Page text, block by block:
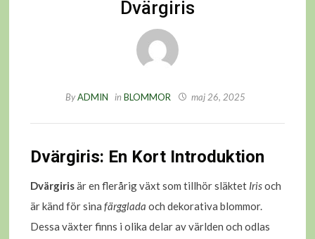
Dvärgiris
ByADMIN in BLOMMOR maj 26, 2025
Dvärgiris: En Kort Introduktion
Dvärgirisär en flerårig växt som tillhör släktet Irisoch
är känd för sinafärgglada och dekorativa blommor.
Dessa växter finns i olika delar av världen och odlas